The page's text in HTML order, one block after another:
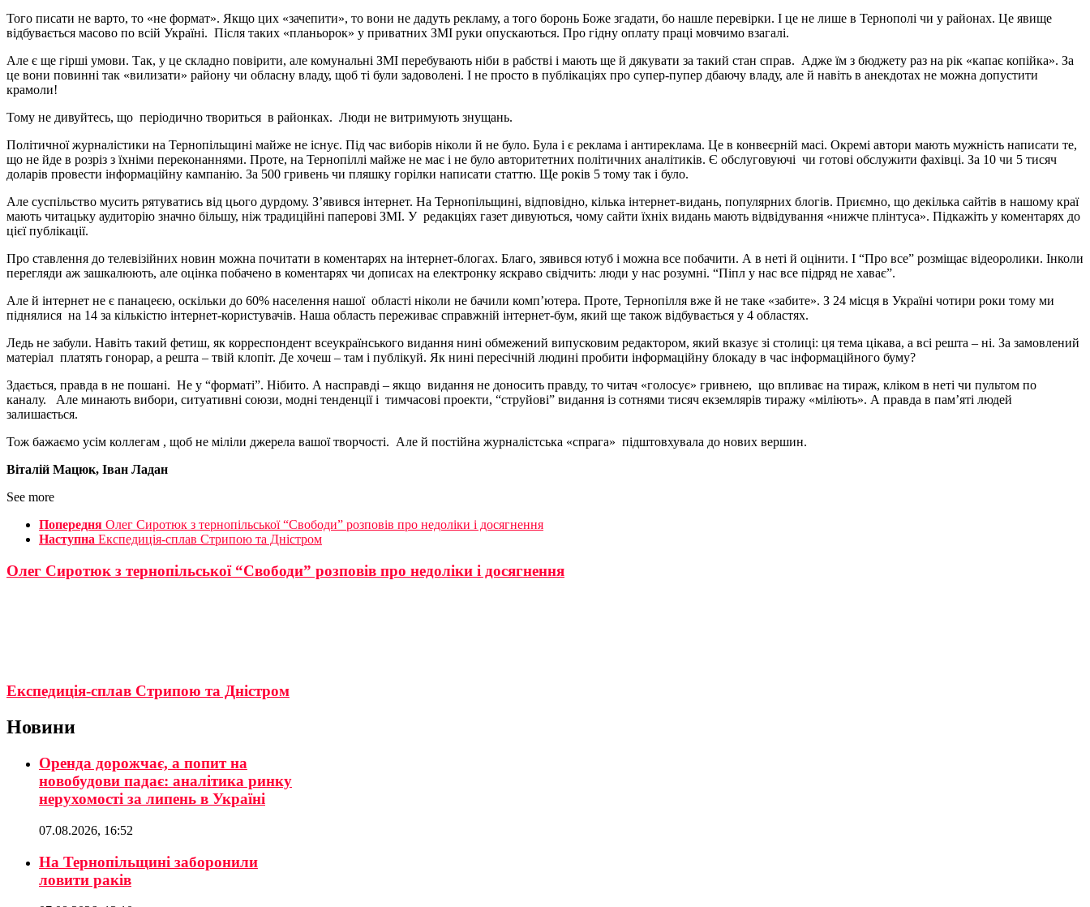
Того писати не варто, то «не формат». Якщо цих «зачепити», то вони не дадуть рекламу, а того боронь Боже згадати, бо нашле перевірки. І це не лише в Тернополі чи у районах. Це явище
відбувається масово по всій Україні. Після таких «планьорок» у приватних ЗМІ руки опускаються. Про гідну оплату праці мовчимо взагалі.
Але є ще гірші умови. Так, у це складно повірити, але комунальні ЗМІ перебувають ніби в рабстві і мають ще й дякувати за такий стан справ. Адже їм з бюджету раз на рік «капає копійка». За
це вони повинні так «вилизати» району чи обласну владу, щоб ті були задоволені. І не просто в публікаціях про супер-пупер дбаючу владу, але й навіть в анекдотах не можна допустити
крамоли!
Тому не дивуйтесь, що періодично твориться в районках. Люди не витримують знущань.
Політичної журналістики на Тернопільщині майже не існує. Під час виборів ніколи й не було. Була і є реклама і антиреклама. Це в конвеєрній масі. Окремі автори мають мужність написати те,
що не йде в розріз з їхніми переконаннями. Проте, на Тернопіллі майже не має і не було авторитетних політичних аналітиків. Є обслуговуючі чи готові обслужити фахівці. За 10 чи 5 тисяч
доларів провести інформаційну кампанію. За 500 гривень чи пляшку горілки написати статтю. Ще років 5 тому так і було.
Але суспільство мусить рятуватись від цього дурдому. З’явився інтернет. На Тернопільщині, відповідно, кілька інтернет-видань, популярних блогів. Приємно, що декілька сайтів в нашому краї
мають читацьку аудиторію значно більшу, ніж традиційні паперові ЗМІ. У редакціях газет дивуються, чому сайти їхніх видань мають відвідування «нижче плінтуса». Підкажіть у коментарях до
цієї публікації.
Про ставлення до телевізійних новин можна почитати в коментарях на інтернет-блогах. Благо, зявився ютуб і можна все побачити. А в неті й оцінити. І “Про все” розміщає відеоролики. Інколи
перегляди аж зашкалюють, але оцінка побачено в коментарях чи дописах на електронку яскраво свідчить: люди у нас розумні. “Піпл у нас все підряд не хаває”.
Але й інтернет не є панацеєю, оскільки до 60% населення нашої області ніколи не бачили комп’ютера. Проте, Тернопілля вже й не таке «забите». З 24 місця в Україні чотири роки тому ми
піднялися на 14 за кількістю інтернет-користувачів. Наша область переживає справжній інтернет-бум, який ще також відбувається у 4 областях.
Ледь не забули. Навіть такий фетиш, як корреспондент всеукраїнського видання нині обмежений випусковим редактором, який вказує зі столиці: ця тема цікава, а всі решта – ні. За замовлений
матеріал платять гонорар, а решта – твій клопіт. Де хочеш – там і публікуй. Як нині пересічній людині пробити інформаційну блокаду в час інформаційного буму?
Здається, правда в не пошані. Не у “форматі”. Нібито. А насправді – якщо видання не доносить правду, то читач «голосує» гривнею, що впливає на тираж, кліком в неті чи пультом по
каналу. Але минають вибори, ситуативні союзи, модні тенденції і тимчасові проекти, “струйові” видання із сотнями тисяч екземлярів тиражу «міліють». А правда в пам’яті людей
залишається.
Тож бажаємо усім коллегам , щоб не міліли джерела вашої творчості. Але й постійна журналістська «спрага» підштовхувала до нових вершин.
Віталій Мацюк, Іван Ладан
See more
Попередня Олег Сиротюк з тернопільської “Свободи” розповів про недоліки і досягнення
Наступна Експедиція-сплав Стрипою та Дністром
Олег Сиротюк з тернопільської “Свободи” розповів про недоліки і досягнення
Експедиція-сплав Стрипою та Дністром
Новини
Оренда дорожчає, а попит на
новобудови падає: аналітика ринку
нерухомості за липень в Україні
07.08.2026, 16:52
На Тернопільщині заборонили
ловити раків